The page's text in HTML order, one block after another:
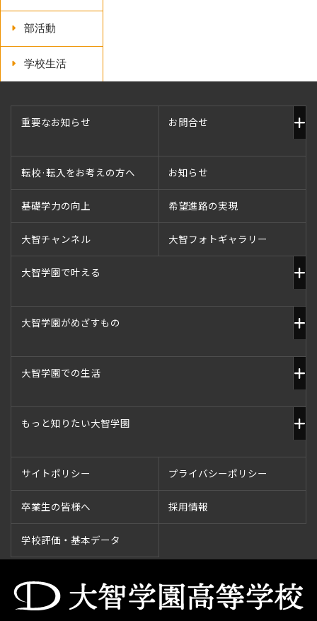
部活動
学校生活
重要なお知らせ お問合せ
転校·転入をお考えの方へ お知らせ
基礎学力の向上 希望進路の実現
大智チャンネル 大智フォトギャラリー
大智学園で叶える
大智学園がめざすもの
大智学園での生活
もっと知りたい大智学園
サイトポリシー プライバシーポリシー
卒業生の皆様へ 採用情報
学校評価・基本データ